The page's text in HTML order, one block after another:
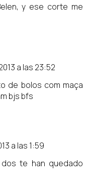
y ese corte me
a las 23:52
de bolos com maça
bjs bfs
a las 1:59
te han quedado